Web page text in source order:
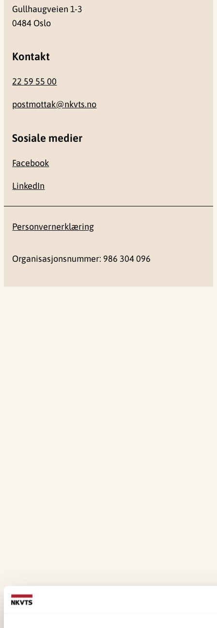
Gullhaugveien 1-3
0484 Oslo
Kontakt
22 59 55 00
postmottak@nkvts.no
Sosiale medier
Facebook
LinkedIn
Personvernerklæring
Organisasjonsnummer: 986 304 096